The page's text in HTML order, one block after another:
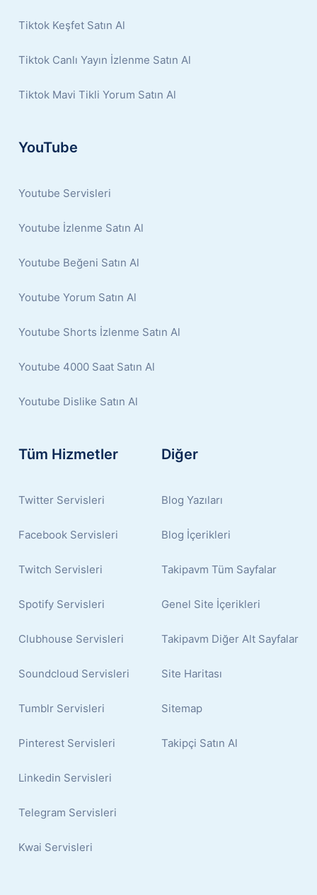
Tiktok Keşfet Satın Al
Tiktok Canlı Yayın İzlenme Satın Al
Tiktok Mavi Tikli Yorum Satın Al
YouTube
Youtube Servisleri
Youtube İzlenme Satın Al
Youtube Beğeni Satın Al
Youtube Yorum Satın Al
Youtube Shorts İzlenme Satın Al
Youtube 4000 Saat Satın Al
Youtube Dislike Satın Al
Tüm Hizmetler
Twitter Servisleri
Facebook Servisleri
Twitch Servisleri
Spotify Servisleri
Clubhouse Servisleri
Soundcloud Servisleri
Tumblr Servisleri
Pinterest Servisleri
Linkedin Servisleri
Telegram Servisleri
Kwai Servisleri
Diğer
Blog Yazıları
Blog İçerikleri
Takipavm Tüm Sayfalar
Genel Site İçerikleri
Takipavm Diğer Alt Sayfalar
Site Haritası
Sitemap
Takipçi Satın Al